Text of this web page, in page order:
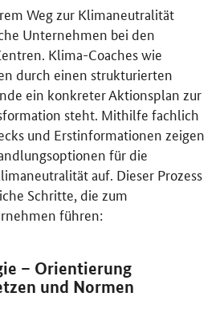
Coaching von
Weg zur Klimaneutralität
Unternehmen bei den
Klima-Coacheswie
durch einen strukturierten
ein konkreter Aktionsplan zur
steht. Mithilfe fachlich
und Erstinformationen zeigen
für die
auf. Dieser Prozess
Schritte, die zum
führen:
– Orientierung
und Normen